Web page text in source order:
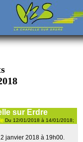
sur Erdre
Du 12/01/2018 à 14/01/2018;
janvier 2018 à 19h00.